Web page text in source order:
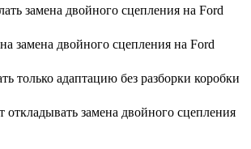
замена двойного сцепления на Ford
замена двойного сцепления на Ford
только адаптацию без разборки коробки
откладывать замена двойного сцепления